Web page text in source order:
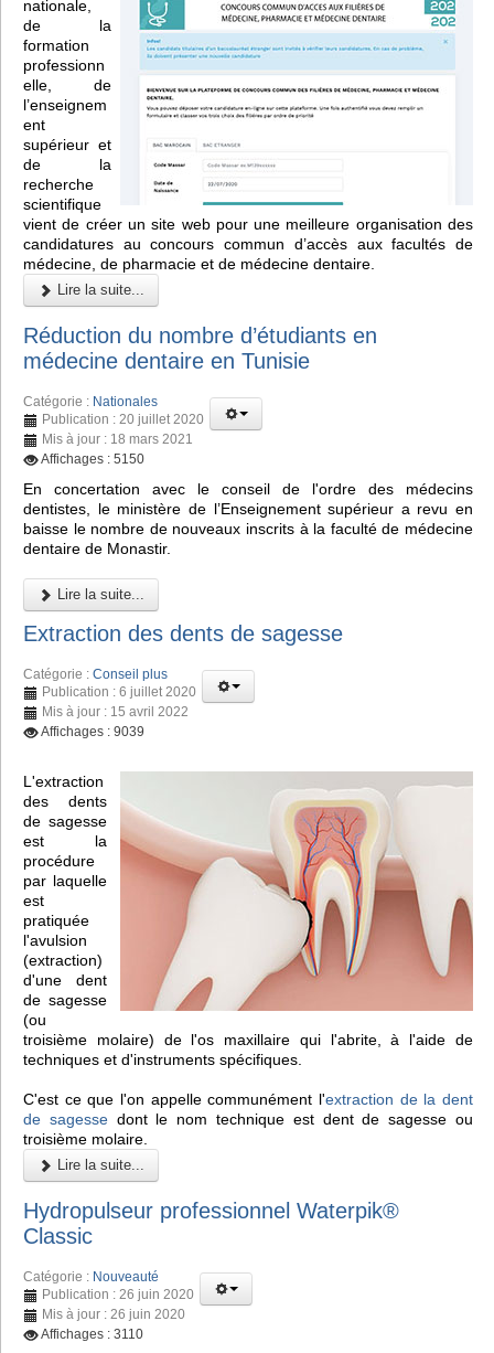
nationale,
de la
formation
professionn
elle, de
l’enseignem
ent
supérieur et
de la
recherche
scientifique
vient de créer un site web pour une meilleure organisation des
candidatures au concours commun d’accès aux facultés de
médecine, de pharmacie et de médecine dentaire.
Lire la suite...
Réduction du nombre d’étudiants en
médecine dentaire en Tunisie
Catégorie : Nationales
Publication : 20 juillet 2020
Mis à jour : 18 mars 2021
Affichages : 5150
En concertation avec le conseil de l'ordre des médecins
dentistes, le ministère de l’Enseignement supérieur a revu en
baisse le nombre de nouveaux inscrits à la faculté de médecine
dentaire de Monastir.
Lire la suite...
Extraction des dents de sagesse
Catégorie : Conseil plus
Publication : 6 juillet 2020
Mis à jour : 15 avril 2022
Affichages : 9039
L'extraction
des dents
de sagesse
est la
procédure
par laquelle
est
pratiquée
l'avulsion
(extraction)
d'une dent
de sagesse
(ou
troisième molaire) de l'os maxillaire qui l'abrite, à l'aide de
techniques et d'instruments spécifiques.
C'est ce que l'on appelle communément l'extraction de la dent
de sagessedont le nom technique est dent de sagesse ou
troisième molaire.
Lire la suite...
Hydropulseur professionnel Waterpik®
Classic
Catégorie : Nouveauté
Publication : 26 juin 2020
Mis à jour : 26 juin 2020
Affichages : 3110